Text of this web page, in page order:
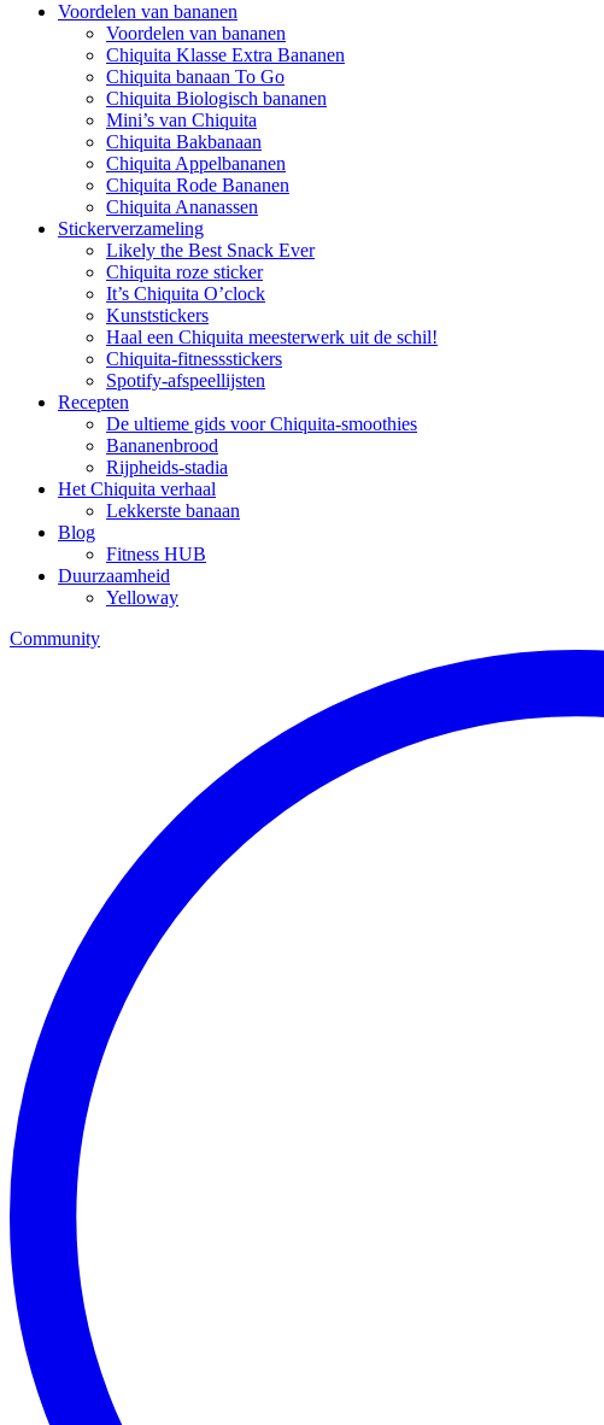
Voordelen van bananen
Voordelen van bananen
Chiquita Klasse Extra Bananen
Chiquita banaan To Go
Chiquita Biologisch bananen
Mini’s van Chiquita
Chiquita Bakbanaan
Chiquita Appelbananen
Chiquita Rode Bananen
Chiquita Ananassen
Stickerverzameling
Likely the Best Snack Ever
Chiquita roze sticker
It’s Chiquita O’clock
Kunststickers
Haal een Chiquita meesterwerk uit de schil!
Chiquita-fitnessstickers
Spotify-afspeellijsten
Recepten
De ultieme gids voor Chiquita-smoothies
Bananenbrood
Rijpheids-stadia
Het Chiquita verhaal
Lekkerste banaan
Blog
Fitness HUB
Duurzaamheid
Yelloway
Community